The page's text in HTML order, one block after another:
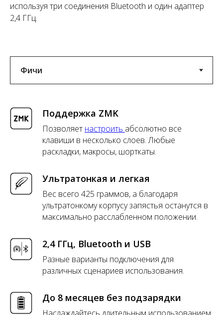
используя три соединения Bluetooth и один адаптер
2,4 ГГц.
Поддержка ZMK
Позволяет настроить абсолютно все
клавиши в несколько слоев. Любые
раскладки, макросы, шорткаты.
Ультратонкая и легкая
Вес всего 425 граммов, а благодаря
ультратонкому корпусу запястья останутся в
максимально расслабленном положении.
2,4 ГГц, Bluetooth и USB
Разные варианты подключения для
различных сценариев использования.
До 8 месяцев без подзарядки